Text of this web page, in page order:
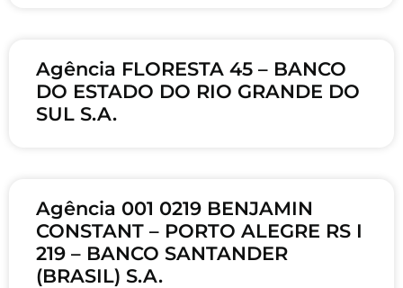
Agência FLORESTA 45 – BANCO
DO ESTADO DO RIO GRANDE DO
SUL S.A.
Agência 001 0219 BENJAMIN
CONSTANT – PORTO ALEGRE RS I
219 – BANCO SANTANDER
(BRASIL) S.A.